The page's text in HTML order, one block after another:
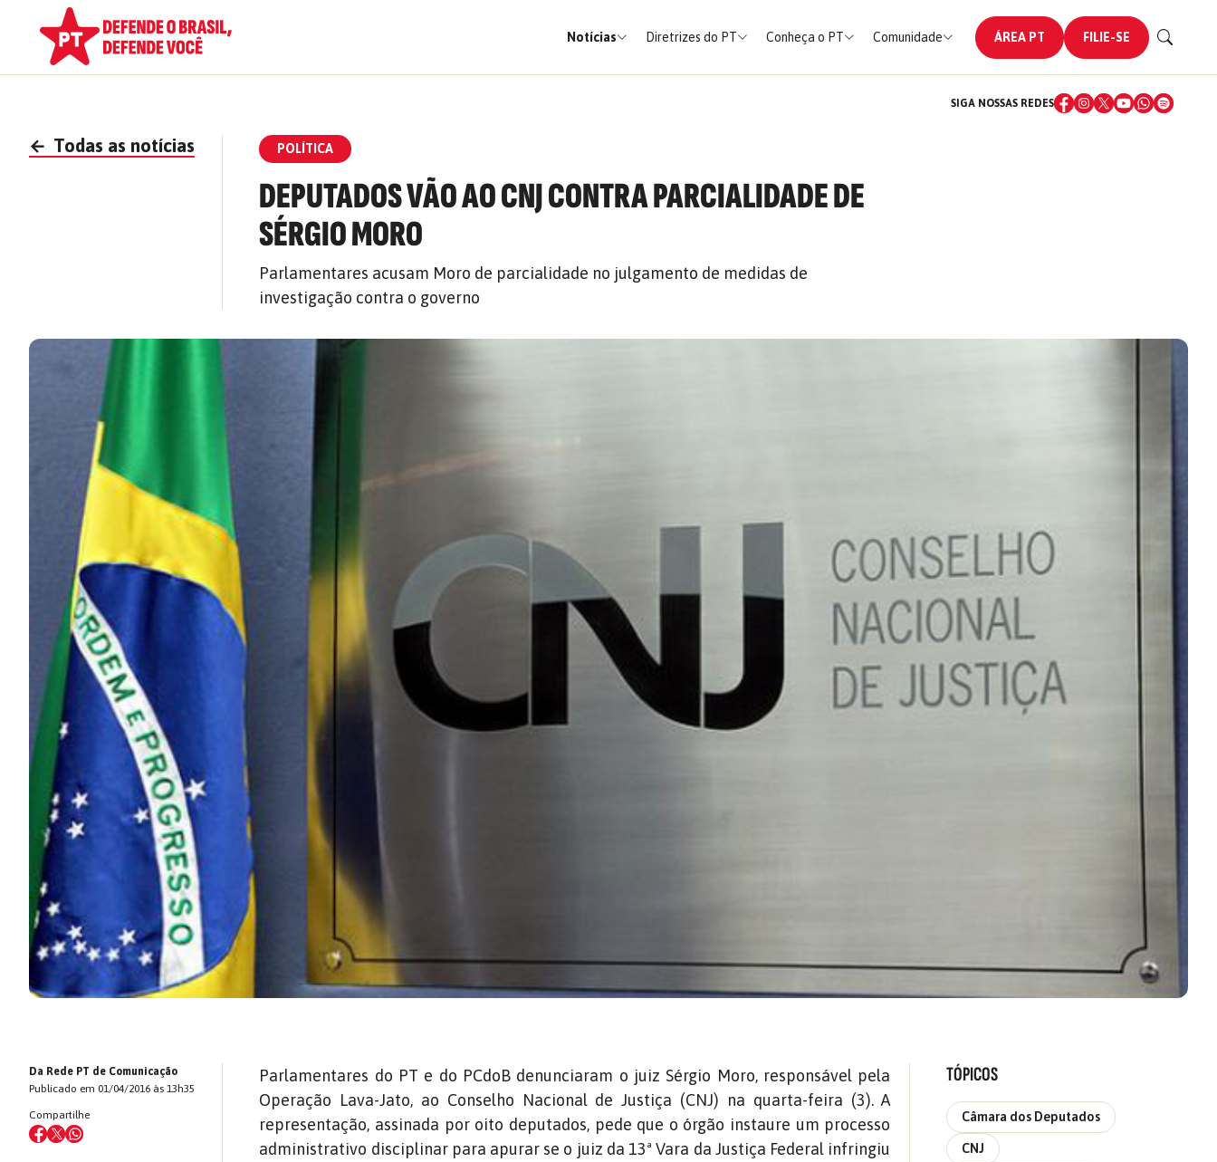
Notícias Diretrizes do PT Conheça o PT Comunidade ÁREA PT FILIE-SE
SIGA NOSSAS REDES
← Todas as notícias POLÍTICA
DEPUTADOS VÃO AO CNJ CONTRA PARCIALIDADE DE
SÉRGIO MORO
Parlamentares acusam Moro de parcialidade no julgamento de medidas de
investigação contra o governo
Da Rede PT de Comunicação
Publicado em 01/04/2016 às 13h35
Compartilhe
Parlamentares do PT e do PCdoB denunciaram o juiz Sérgio Moro, responsável pela
Operação Lava-Jato, ao Conselho Nacional de Justiça (CNJ) na quarta-feira (3). A
representação, assinada por oito deputados, pede que o órgão instaure um processo
administrativo disciplinar para apurar se o juiz da 13ª Vara da Justiça Federal infringiu
TÓPICOS
Câmara dos Deputados
CNJ